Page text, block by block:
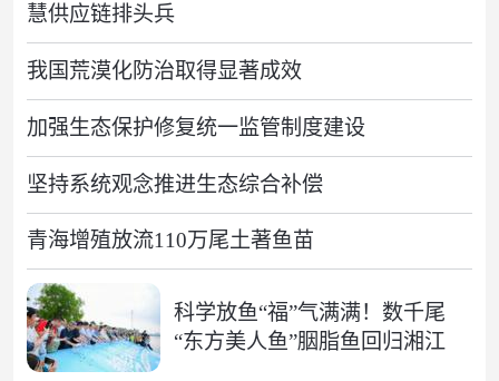
慧供应链排头兵
我国荒漠化防治取得显著成效
加强生态保护修复统一监管制度建设
坚持系统观念推进生态综合补偿
青海增殖放流110万尾土著鱼苗
科学放鱼“福”气满满！数千尾
“东方美人鱼”胭脂鱼回归湘江